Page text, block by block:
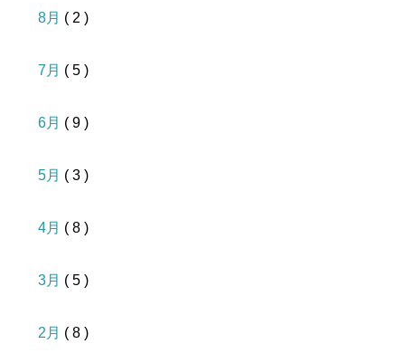
8月 ( 2 )
7月 ( 5 )
6月 ( 9 )
5月 ( 3 )
4月 ( 8 )
3月 ( 5 )
2月 ( 8 )